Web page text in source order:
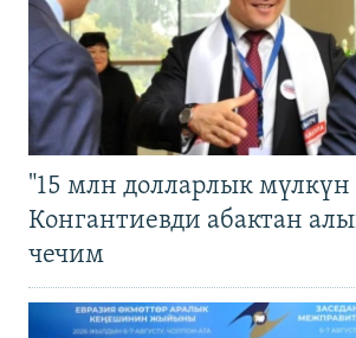
"15 млн долларлык мүлкүн
Конгантиевди абактан
чечим